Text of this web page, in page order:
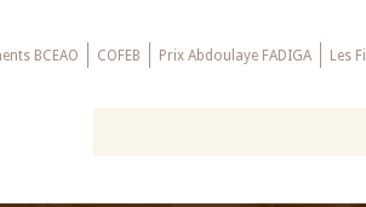
BCEAO COFEB Prix Abdoulaye FADIGA Les